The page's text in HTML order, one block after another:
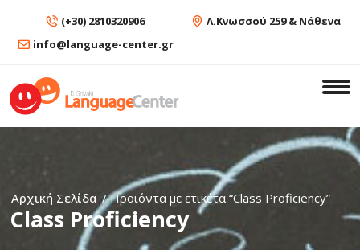
(+30) 2810320906
Λ.Κνωσσού 259 & Νάθενα
info@language-center.gr
Αρχική Σελίδα / Προϊόντα με ετικέτα “Class Proficiency”
Class Proficiency